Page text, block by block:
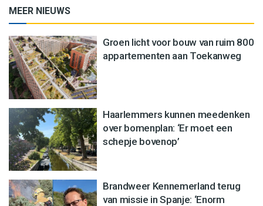
MEER NIEUWS
Groen licht voor bouw van ruim 800
appartementen aan Toekanweg
Haarlemmers kunnen meedenken
over bomenplan: ‘Er moet een
schepje bovenop’
Brandweer Kennemerland terug
van missie in Spanje: ‘Enorm